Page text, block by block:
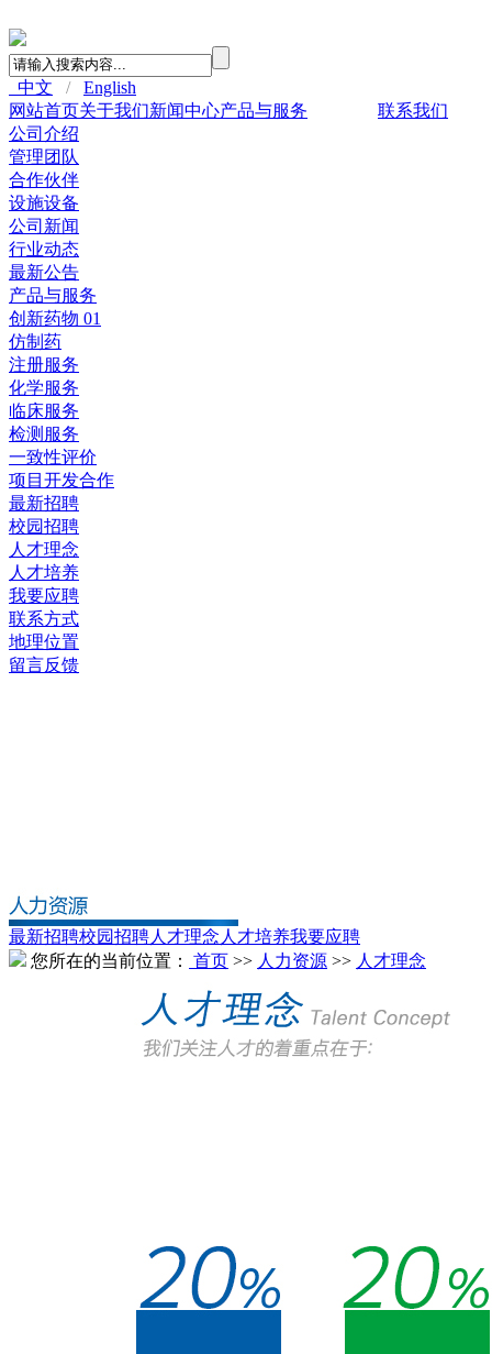
中文 /
English
网站首页关于我们新闻中心产品与服务
联系我们
公司介绍
管理团队
合作伙伴
设施设备
公司新闻
行业动态
最新公告
产品与服务
创新药物 01
仿制药
注册服务
化学服务
临床服务
检测服务
一致性评价
项目开发合作
最新招聘
校园招聘
人才理念
人才培养
我要应聘
联系方式
地理位置
留言反馈
最新招聘校园招聘人才理念 人才培养我要应聘
您所在的当前位置：
首页 >> 人力资源 >> 人才理念